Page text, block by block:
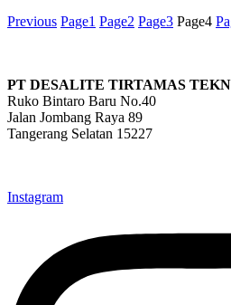
Previous Page1 Page2 Page3 Page4
PT DESALITE TIRTAMAS
Ruko Bintaro Baru No.40
Jalan Jombang Raya 89
Tangerang Selatan 15227
Instagram